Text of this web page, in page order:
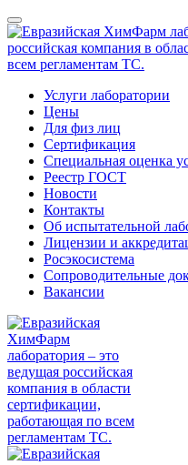
Услуги лаборатории
Цены
Для физ лиц
Сертификация
Специальная оценка
Реестр ГОСТ
Новости
Контакты
Об испытательной
Лицензии и
Росэкосистема
Сопроводительные
Вакансии